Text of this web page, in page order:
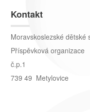
Kontakt
Moravskoslezské dětské
Příspěvková organizace
č.p.1
739 49 Metylovice